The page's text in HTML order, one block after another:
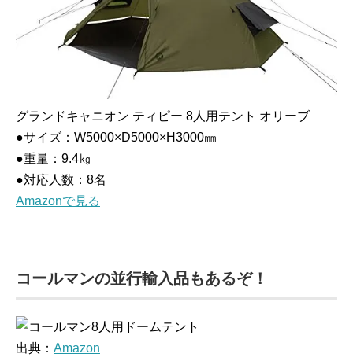
グランドキャニオン ティピー 8人用テント オリーブ
●サイズ：W5000×D5000×H3000㎜
●重量：9.4㎏
●対応人数：8名
Amazonで見る
コールマンの並行輸入品もあるぞ！
出典： Amazon